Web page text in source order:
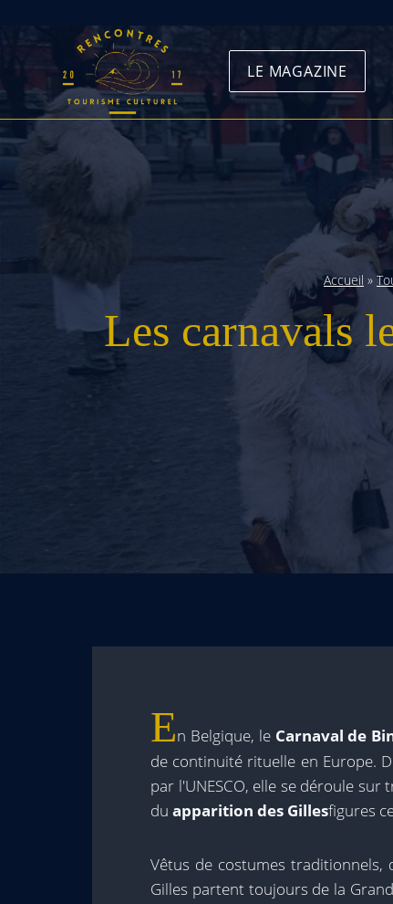
content
LE MAGAZINE
Accueil »
Les carnavals
En Belgique, le Carnaval de
de continuité rituelle en Europe.
par l'UNESCO, elle se déroule
du apparition des Gillesfigures
Vêtus de costumes traditionnels,
Gilles partent toujours de la